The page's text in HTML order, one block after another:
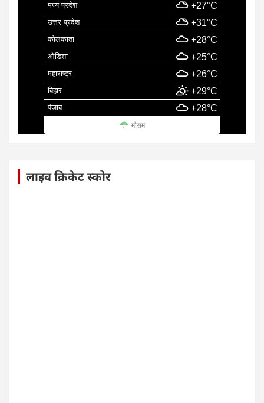
मध्य प्रदेश +27°C
उत्तर प्रदेश +31°C
कोलकाता +28°C
ओडिशा +25°C
महाराष्ट्र +26°C
बिहार +29°C
पंजाब +28°C
मौसम
लाइव क्रिकेट स्कोर